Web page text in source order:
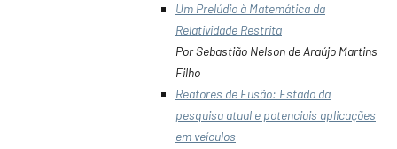
Um Prelúdio à Matemática da
Relatividade Restrita
Por Sebastião Nelson de Araújo Martins
Filho
Reatores de Fusão: Estado da
pesquisa atual e potenciais aplicações
em veículos